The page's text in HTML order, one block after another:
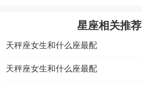
星座相关推荐
天秤座女生和什么座最配
天秤座女生和什么座最配